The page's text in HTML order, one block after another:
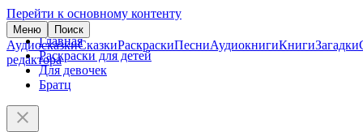
Перейти к основному контенту
Меню Поиск
АудиосказкиСказкиРаскраскиПесниАудиокнигиКнигиЗагадки
редактора
Главная
Раскраски для детей
Для девочек
Братц